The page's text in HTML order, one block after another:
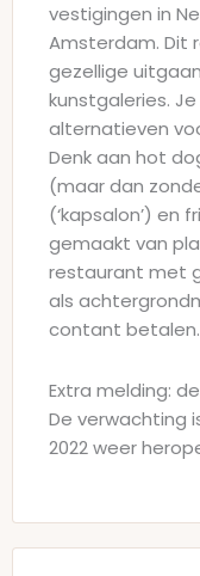
vestigingen in
Amsterdam. Dit
gezellige
kunstgaleries.
alternatieven
Denk aan hot
(maar dan
(‘kapsalon’) en
gemaakt van
restaurant met
als
contant betalen.
Extra melding:
De verwachting
2022 weer